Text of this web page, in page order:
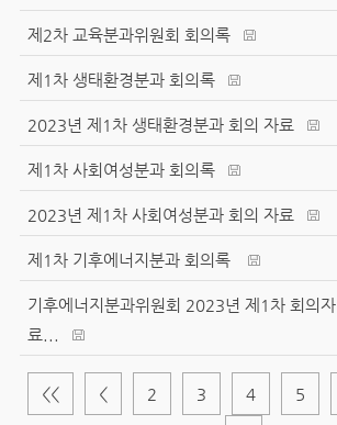
제2차 교육분과위원회 회의록
제1차 생태환경분과 회의록
2023년 제1차 생태환경분과 회의 자료
제1차 사회여성분과 회의록
2023년 제1차 사회여성분과 회의 자료
제1차 기후에너지분과 회의록
기후에너지분과위원회 2023년 제1차 회의자
료...
<< < 2 3 4 5